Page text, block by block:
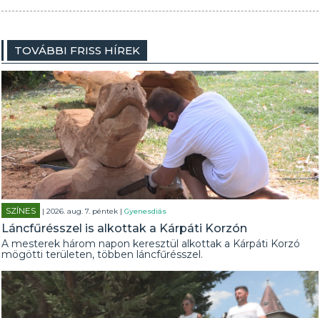
TOVÁBBI FRISS HÍREK
SZÍNES | 2026. aug. 7. péntek |Gyenesdiás
Láncfűrésszel is alkottak a Kárpáti Korzón
A mesterek három napon keresztül alkottak a Kárpáti Korzó
mögötti területen, többen láncfűrésszel.